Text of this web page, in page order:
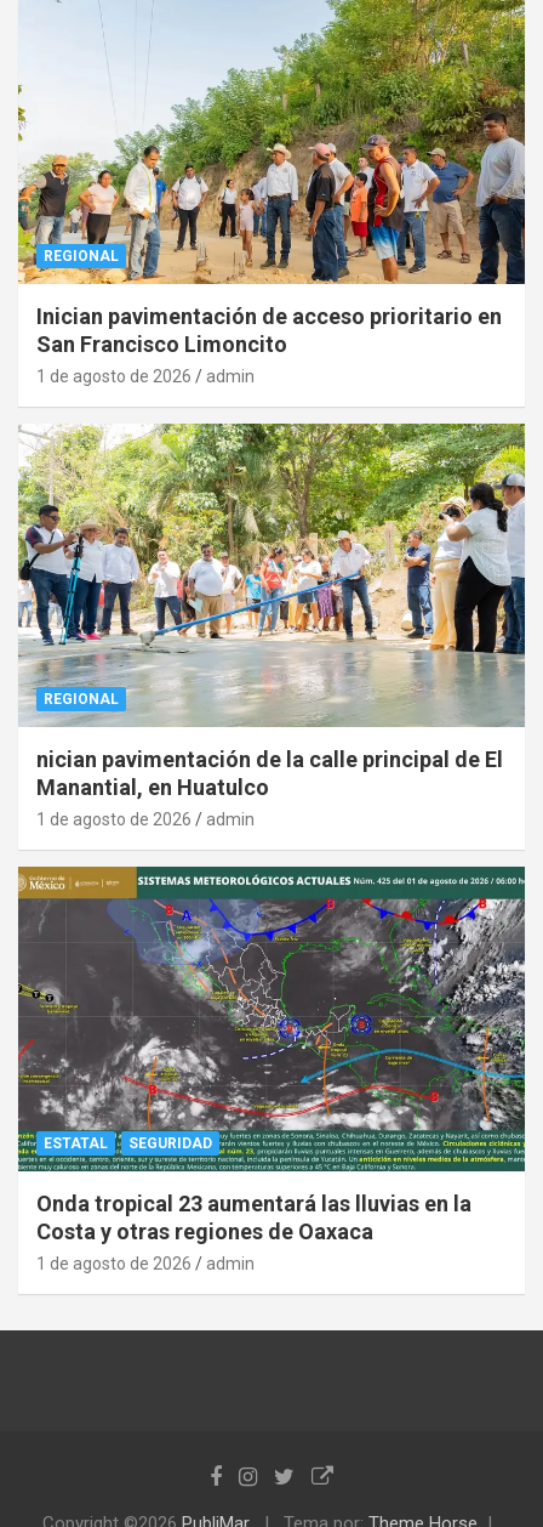
REGIONAL
Inician pavimentación de acceso prioritario en
San Francisco Limoncito
1 de agosto de 2026 admin
REGIONAL
nician pavimentación de la calle principal de El
Manantial, en Huatulco
1 de agosto de 2026 admin
ESTATAL SEGURIDAD
Onda tropical 23 aumentará las lluvias en la
Costa y otras regiones de Oaxaca
1 de agosto de 2026 admin